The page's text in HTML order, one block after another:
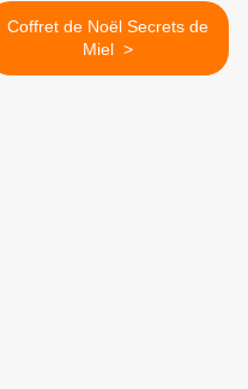
Coffret de Noël Secrets de
Miel >